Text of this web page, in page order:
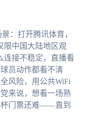
：打开腾讯体育，
限中国大陆地区观
连接不稳定，直播看
员动作都看不清
风险，用公共WiFi
来说，想看一场熟
杯门票还难——直到